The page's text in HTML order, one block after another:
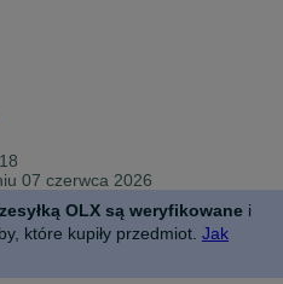
07 czerwca 2026
OLX są weryfikowane i
które kupiły przedmiot. Jak